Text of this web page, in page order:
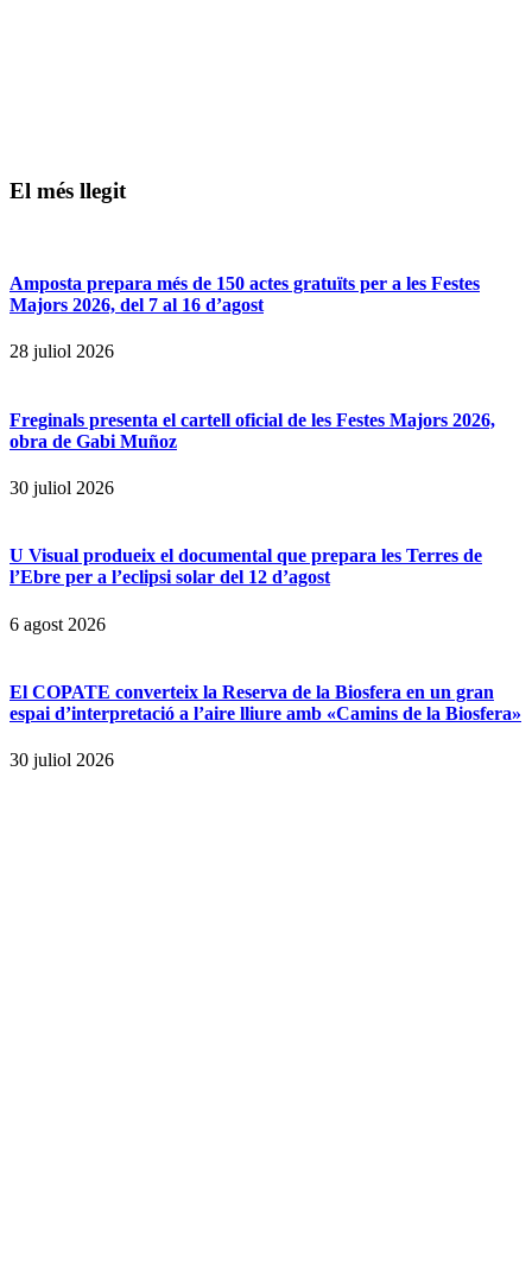
El més llegit
Amposta prepara més de 150 actes gratuïts per a les Festes
Majors 2026, del 7 al 16 d’agost
28 juliol 2026
Freginals presenta el cartell oficial de les Festes Majors 2026,
obra de Gabi Muñoz
30 juliol 2026
U Visual produeix el documental que prepara les Terres de
l’Ebre per a l’eclipsi solar del 12 d’agost
6 agost 2026
El COPATE converteix la Reserva de la Biosfera en un gran
espai d’interpretació a l’aire lliure amb «Camins de la Biosfera»
30 juliol 2026